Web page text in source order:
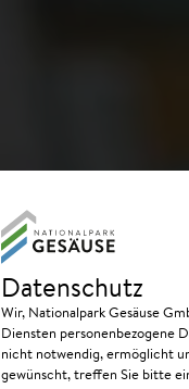
Datenschutz
Wir, Nationalpark Gesäuse
Diensten personenbezogene
nicht notwendig, ermöglicht
gewünscht, treffen Sie bitte